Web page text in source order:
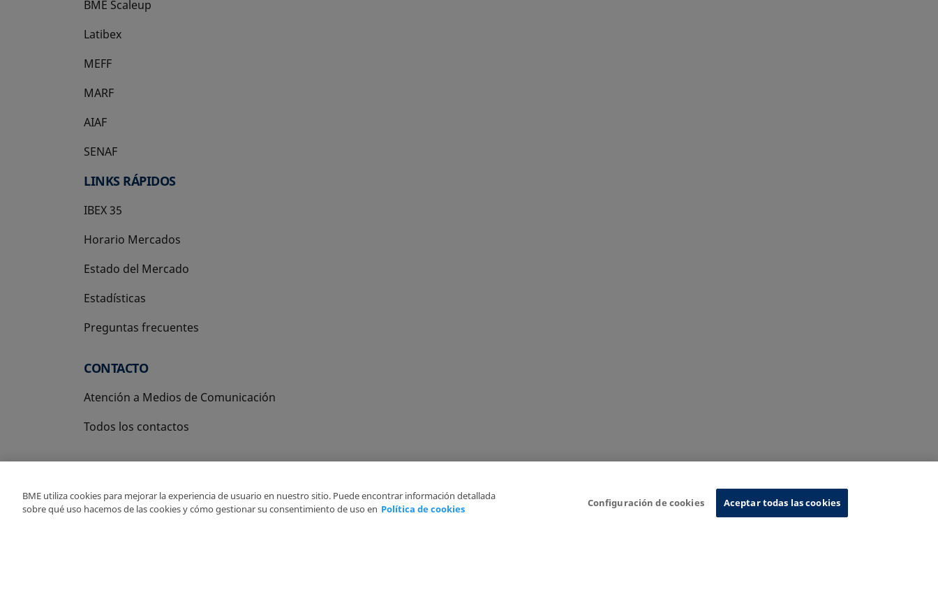
BME Scaleup
se abre en una pestaña nueva
Latibex
se abre en una pestaña nueva
MEFF
se abre en una pestaña nueva
MARF
AIAF
SENAF
LINKS RÁPIDOS
IBEX 35
Horario Mercados
Estado del Mercado
Estadísticas
Preguntas frecuentes
CONTACTO
Atención a Medios de Comunicación
Todos los contactos
Copyright Ⓒ BME 2026 Sistema de Información
BME utiliza cookies para mejorar la experiencia de usuario en nuestro sitio. Puede encontrar información detallada
sobre qué uso hacemos de las cookies y cómo gestionar su consentimiento de uso en Política de cookies
Configuración de cookies Aceptar todas las cookies